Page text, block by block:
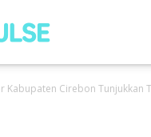
Pulse
Kabupaten Cirebon Tunjukkan